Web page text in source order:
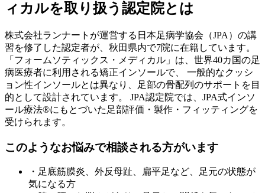
ィカルを取り扱う認定院とは
株式会社ランナートが運営する日本足病学協会（JPA）の講
習を修了した認定者が、 秋田県内で7院に在籍しています。
「フォームソティックス・メディカル」は、世界40カ国の足
病医療者に利用される矯正インソールで、 一般的なクッシ
ョン性インソールとは異なり、足部の骨配列のサポートを目
的として設計されています。 JPA認定院では、JPA式インソ
ール療法®にもとづいた足部評価・製作・フィッティングを
受けられます。
このようなお悩みで相談される方がいます
・足底筋膜炎、外反母趾、扁平足など、足元の状態が
気になる方